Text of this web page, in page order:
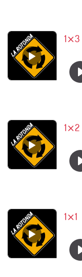
1⨯3
1⨯2
1⨯1